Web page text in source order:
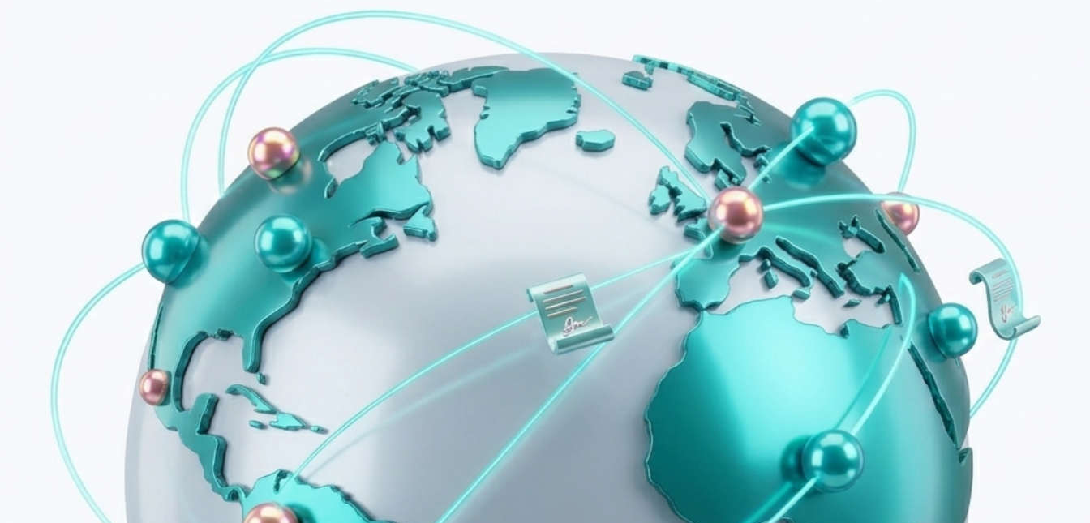
Вторая сторона получает ссылку на договор по СМС или e-mail — без регистрации.
Обе стороны подтверждают подпись одноразовым кодом. Договор обретает силу.
Кому подойдётрешение
Образование
Договоры обучения, согласия
Туризм
Договоры туристических услуг, путевки Быстрое оформление сделок
Аренда и Риелторы
Договоры аренды, акты осмотра
B2B-услуги
Поставка, услуги, счета и многое другое
Избавьтесь от бумажной рутины в сезон набора, когда нужно массово подписывать договоры обучения, согласия родителей и другие документы. TrustContract помогает
быстро отправлять документы студентам и родителям, получать подпись онлайн и хранить всё в едином архиве. Подходит школам, образовательным центрам и онлайн-
Купить сейчас